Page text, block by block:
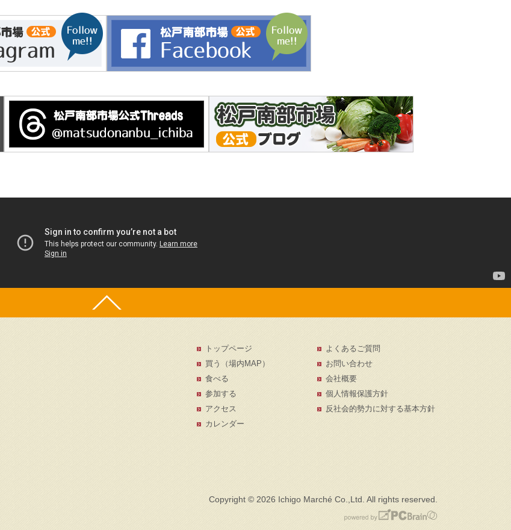
トップページ
よくあるご質問
買う（場内MAP）
お問い合わせ
食べる
会社概要
参加する
個人情報保護方針
アクセス
反社会的勢力に対する基本方針
カレンダー
Copyright © 2026 Ichigo Marché Co.,Ltd. All rights reserved.